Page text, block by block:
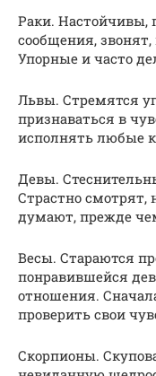
Раки.
сообщения,
Упорные и часто
Львы. Стремятся
признаваться в
исполнять любые
Девы.
Страстно
думают, прежде
Весы. Стараются
понравившейся
отношения.
проверить свои
Скорпионы.